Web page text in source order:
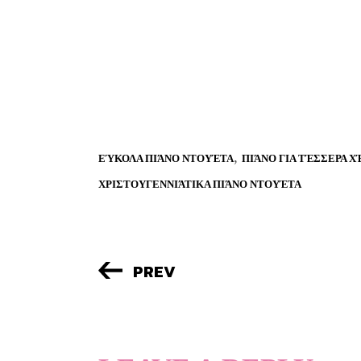
ΕΎΚΟΛΑ ΠΙΆΝΟ ΝΤΟΥΈΤΑ, ΠΙΆΝΟ ΓΙΑ ΤΈΣΣΕΡΑ
ΧΡΙΣΤΟΥΓΕΝΝΙΆΤΙΚΑ ΠΙΆΝΟ ΝΤΟΥΈΤΑ
PREV